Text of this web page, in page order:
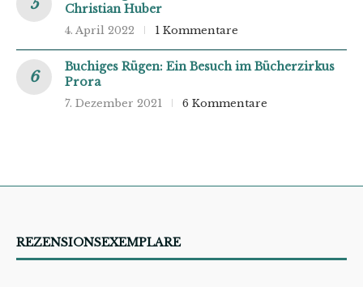
Christian Huber
4. April 2022 1 Kommentare
Buchiges Rügen: Ein Besuch im Bücherzirkus
Prora
7. Dezember 2021 6 Kommentare
REZENSIONSEXEMPLARE